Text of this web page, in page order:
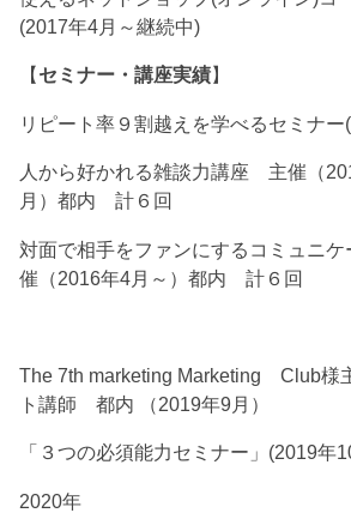
(2017年4月～継続中)
【 セミナー・講座実績】
リピート率９割越えを学べるセミナ
人から好かれる雑談力講座 主催（
月）都内 計６回
対面で相手をファンにするコミュニ
催（2016年4月～）都内 計６回
The 7th marketing Marketing Club様
ト講師 都内 （2019年9月）
「３つの必須能力セミナー」(2019年
2020年